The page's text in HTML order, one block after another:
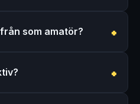
som amatör?